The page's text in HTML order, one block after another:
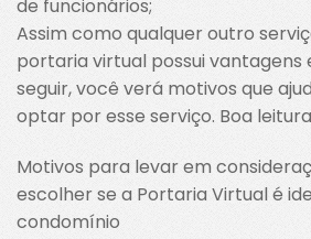
de funcionários;
Assim como qualquer outro
portaria virtual possui vantagens
seguir, você verá motivos que
optar por esse serviço. Boa
Motivos para levar em
escolher se a Portaria Virtual é
condomínio